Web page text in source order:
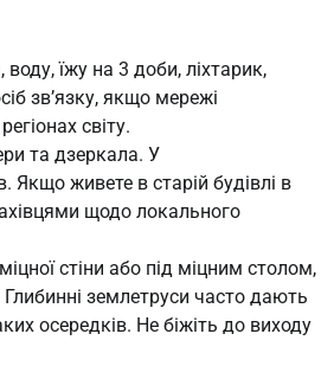
воду, їжу на 3 доби, ліхтарик,
зв’язку, якщо мережі
світу.
та дзеркала. У
Якщо живете в старій будівлі в
щодо локального
стіни або під міцним столом,
землетруси часто дають
осередків. Не біжіть до виходу